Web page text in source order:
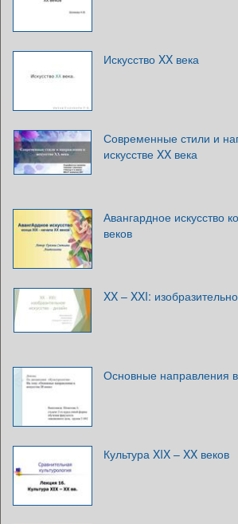
Искусство XX века
Современные стили и
искусстве XX века
Авангардное искусство
веков
XX – XXI:
Основные направления в
Культура XIX – XX веков